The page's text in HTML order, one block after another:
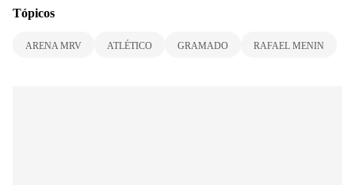
Tópicos
ARENA MRV ATLÉTICO GRAMADO RAFAEL MENIN